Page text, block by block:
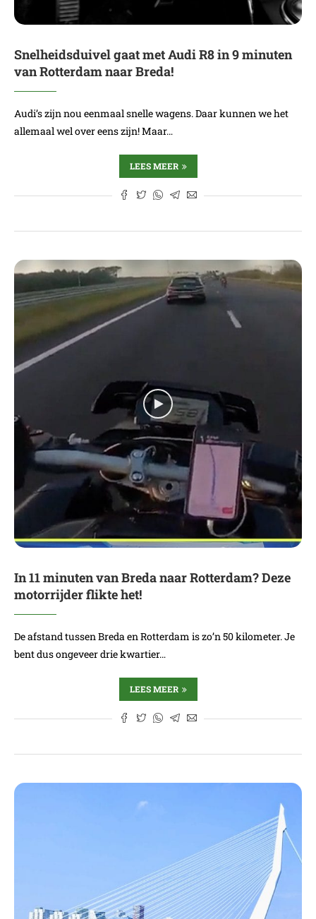
Snelheidsduivel gaat met Audi R8 in 9 minuten
van Rotterdam naar Breda!
Audi’s zijn nou eenmaal snelle wagens. Daar kunnen we het
allemaal wel over eens zijn! Maar…
LEES MEER
In 11 minuten van Breda naar Rotterdam? Deze
motorrijder flikte het!
De afstand tussen Breda en Rotterdam is zo’n 50 kilometer. Je
bent dus ongeveer drie kwartier…
LEES MEER